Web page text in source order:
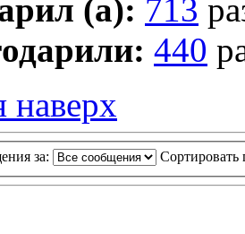
(а): 713
440
наверх
за: Сортировать